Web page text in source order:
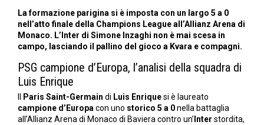
La formazione parigina si è imposta con un largo 5 a 0
nell’atto finale della Champions League all’Allianz Arena di
Monaco. L’Inter di Simone Inzaghi non è mai scesa in
campo, lasciando il pallino del gioco a Kvara e compagni.
PSG campione d’Europa, l’analisi della squadra di
Luis Enrique
Paris Saint-Germain di Luis Enriquesi è laureato
campione d’Europacon uno storico 5 a 0nella battaglia
all’Allianz Arena di Monaco di Baviera contro un’ Inter stordita,